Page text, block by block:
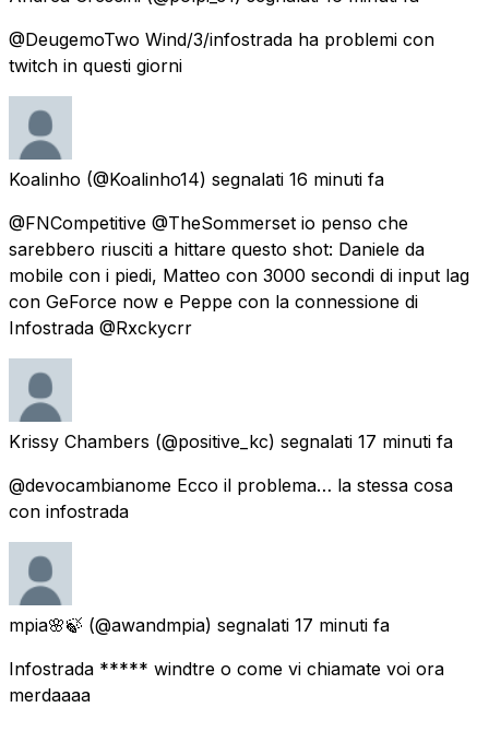
@DeugemoTwo Wind/3/infostrada ha problemi con
twitch in questi giorni
Koalinho (@Koalinho14) segnalati 16 minuti fa
@FNCompetitive @TheSommerset io penso che
sarebbero riusciti a hittare questo shot: Daniele da
mobile con i piedi, Matteo con 3000 secondi di input lag
con GeForce now e Peppe con la connessione di
Infostrada @Rxckycrr
Krissy Chambers (@positive_kc) segnalati 17 minuti fa
@devocambianome Ecco il problema… la stessa cosa
con infostrada
mpia🌸🍃 (@awandmpia) segnalati 17 minuti fa
Infostrada ***** windtre o come vi chiamate voi ora
merdaaaa